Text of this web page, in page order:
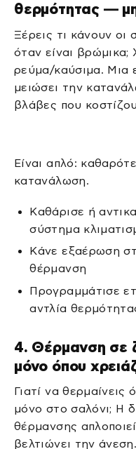
θερμότητας —
Ξέρεις τι κάνουν οι
όταν είναι
ρεύμα/καύσιμα. Μια
μειώσει την
βλάβες που
Είναι απλό:
κατανάλωση.
Καθάρισε ή
σύστημα
Κάνε εξαέρωση
θέρμανση
Προγραμμάτισε
αντλία
4. Θέρμανση σε
μόνο όπου
Γιατί να θερμαίνεις
μόνο στο σαλόνι; Η
θέρμανσης
βελτιώνει την άνεση.